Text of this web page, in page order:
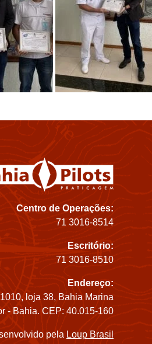
Centro de Operações:
71 3016-8514
Escritório:
71 3016-8510
Endereço:
loja 38, Bahia Marina
- Bahia. CEP: 40.015-160
pela Loup Brasil